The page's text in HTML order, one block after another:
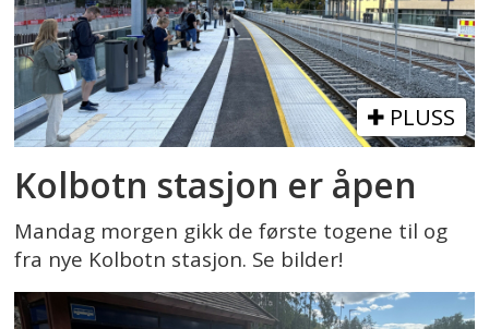
PLUSS
Kolbotn stasjon er åpen
Mandag morgen gikk de første togene til og
fra nye Kolbotn stasjon. Se bilder!